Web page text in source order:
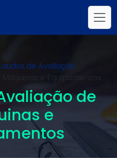
de Avaliação
de
e